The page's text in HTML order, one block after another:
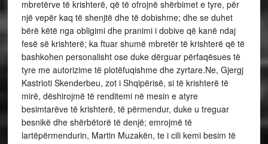
mbretërve të krishterë, që të ofrojnë shërbimet e tyre, për
një vepër kaq të shenjtë dhe të dobishme; dhe se duhet
bërë këtë nga obligimi dhe pranimi i dobive që kanë ndaj
fesë së krishterë; ka ftuar shumë mbretër të krishterë që të
bashkohen personalisht ose duke dërguar përfaqësues të
tyre me autorizime të plotëfuqishme dhe zyrtare.Ne, Gjergj
Kastrioti Skenderbeu, zot i Shqipërisë, si të krishterë të
mirë, dëshirojmë të renditemi në mesin e atyre
besimtarëve të krishterë, të përmendur, duke u treguar
besnikë dhe shërbëtorë të denjë; emrojmë të
lartëpërmendurin, Martin Muzakën, te i cili kemi besim të